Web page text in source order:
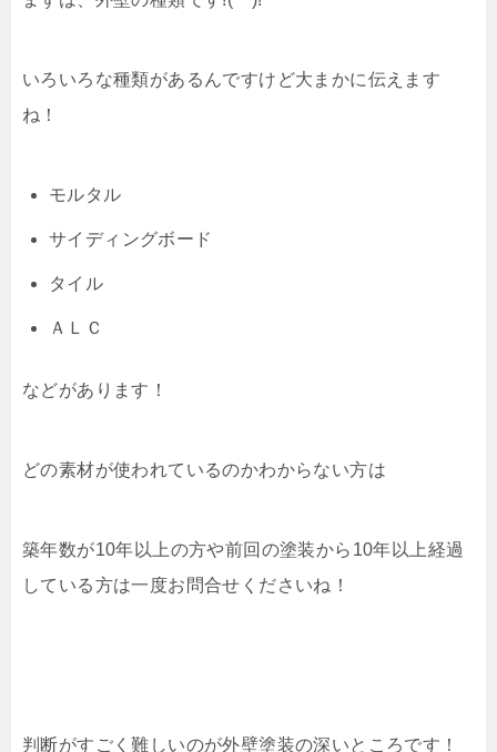
いろいろな種類があるんですけど大まかに伝えます
ね！
モルタル
サイディングボード
タイル
ＡＬＣ
などがあります！
どの素材が使われているのかわからない方は
築年数が10年以上の方や前回の塗装から10年以上経過
している方は一度お問合せくださいね！
判断がすごく難しいのが外壁塗装の深いところです！